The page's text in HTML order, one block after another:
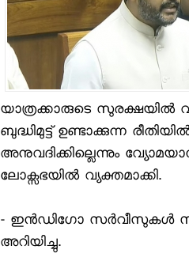
യാത്രക്കാരുടെ സുരക്ഷയില്‍
ബുദ്ധിമുട്ട് ഉണ്ടാക്കുന്ന
അനുവദിക്കില്ലെന്നും
ലോക്സഭയില്‍ വ്യക്തമാക്കി.
- ഇന്‍ഡിഗോ സര്‍വീസുകള്‍
അറിയിച്ചു.